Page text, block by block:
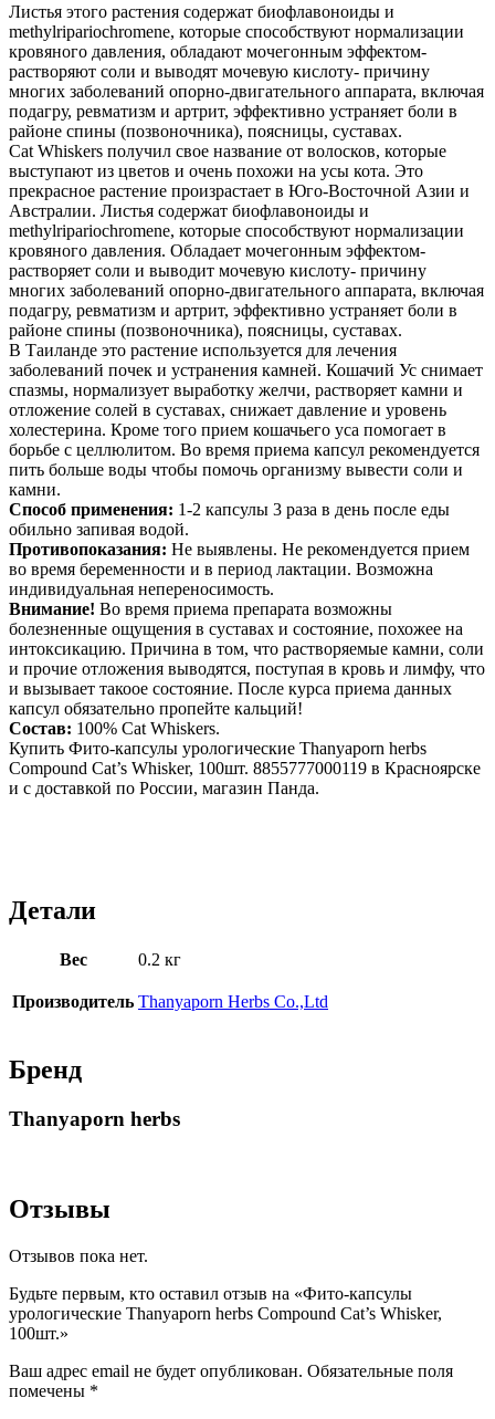
Листья этого растения содержат биофлавоноиды и
methylripariochromene, которые способствуют нормализации
кровяного давления, обладают мочегонным эффектом-
растворяют соли и выводят мочевую кислоту- причину
многих заболеваний опорно-двигательного аппарата, включая
подагру, ревматизм и артрит, эффективно устраняет боли в
районе спины (позвоночника), поясницы, суставах.
Cat Whiskers получил свое название от волосков, которые
выступают из цветов и очень похожи на усы кота. Это
прекрасное растение произрастает в Юго-Восточной Азии и
Австралии. Листья содержат биофлавоноиды и
methylripariochromene, которые способствуют нормализации
кровяного давления. Обладает мочегонным эффектом-
растворяет соли и выводит мочевую кислоту- причину
многих заболеваний опорно-двигательного аппарата, включая
подагру, ревматизм и артрит, эффективно устраняет боли в
районе спины (позвоночника), поясницы, суставах.
В Таиланде это растение используется для лечения
заболеваний почек и устранения камней. Кошачий Ус снимает
спазмы, нормализует выработку желчи, растворяет камни и
отложение солей в суставах, снижает давление и уровень
холестерина. Кроме того прием кошачьего уса помогает в
борьбе с целлюлитом. Во время приема капсул рекомендуется
пить больше воды чтобы помочь организму вывести соли и
камни.
Способ применения: 1-2 капсулы 3 раза в день после еды
обильно запивая водой.
Противопоказания: Не выявлены. Не рекомендуется прием
во время беременности и в период лактации. Возможна
индивидуальная непереносимость.
Внимание! Во время приема препарата возможны
болезненные ощущения в суставах и состояние, похожее на
интоксикацию. Причина в том, что растворяемые камни, соли
и прочие отложения выводятся, поступая в кровь и лимфу, что
и вызывает такоое состояние. После курса приема данных
капсул обязательно пропейте кальций!
Состав: 100% Cat Whiskers.
Купить Фито-капсулы урологические Thanyaporn herbs
Compound Cat’s Whisker, 100шт. 8855777000119 в Красноярске
и с доставкой по России, магазин Панда.
Детали
Вес 0.2 кг
Производитель Thanyaporn Herbs Co.,Ltd
Бренд
Thanyaporn herbs
Отзывы
Отзывов пока нет.
Будьте первым, кто оставил отзыв на «Фито-капсулы
урологические Thanyaporn herbs Compound Cat’s Whisker,
100шт.»
Ваш адрес email не будет опубликован. Обязательные поля
помечены *